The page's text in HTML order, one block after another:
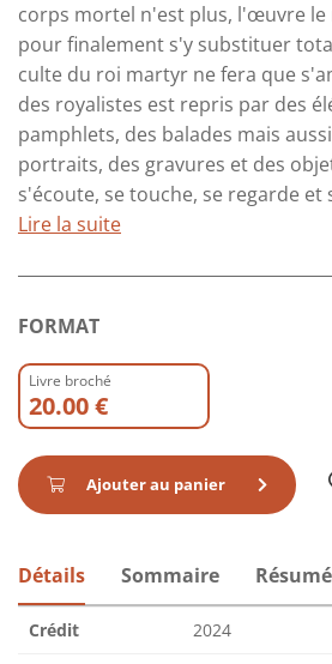
corps mortel n'est plus, l'œuvre le
pour finalement s'y substituer
culte du roi martyr ne fera que
des royalistes est repris par des
pamphlets, des balades mais
portraits, des gravures et des
s'écoute, se touche, se regarde et
Lire la suite
FORMAT
Livre broché
20.00 €
Ajouter au panier
Détails Sommaire Résumé
Crédit 2024